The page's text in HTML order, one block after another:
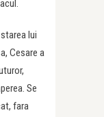
lui
Cesare a
Se
fara